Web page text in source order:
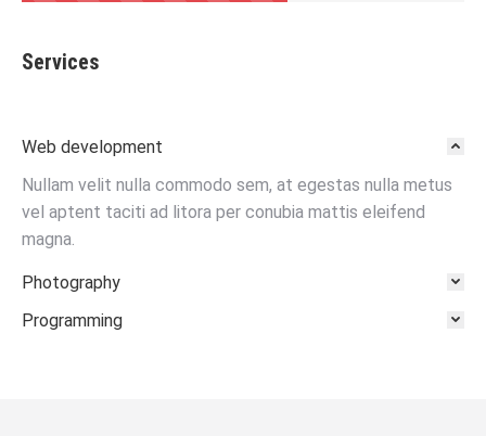
Services
Web development
Nullam velit nulla commodo sem, at egestas nulla metus
vel aptent taciti ad litora per conubia mattis eleifend
magna.
Photography
Programming